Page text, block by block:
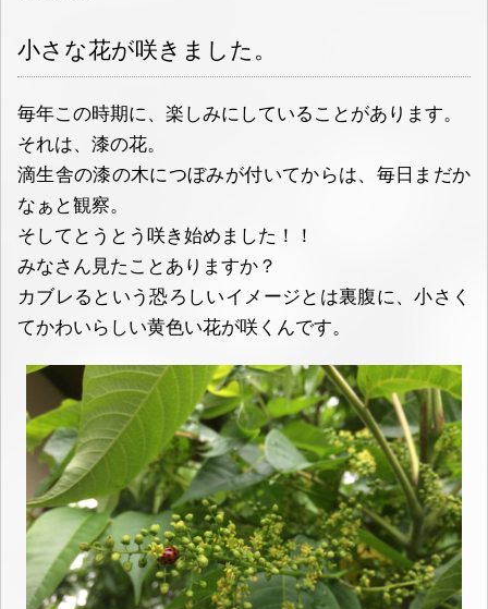
小さな花が咲きました。
毎年この時期に、楽しみにしていることがあります。
それは、漆の花。
滴生舎の漆の木につぼみが付いてからは、毎日まだか
なぁと観察。
そしてとうとう咲き始めました！！
みなさん見たことありますか？
カブレるという恐ろしいイメージとは裏腹に、小さく
てかわいらしい黄色い花が咲くんです。